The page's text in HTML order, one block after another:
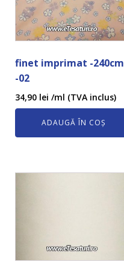
finet imprimat -240cm
-02
34,90 lei /ml (TVA inclus)
ADAUGĂ ÎN COȘ